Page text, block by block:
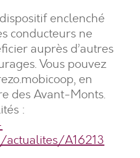
enclenché
conducteurs ne
auprès d’autres
Vous pouvez
en
des Avant-Monts.
:
A16213